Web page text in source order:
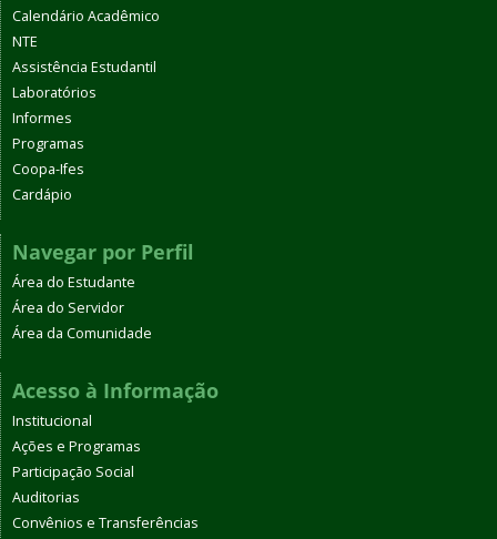
Calendário Acadêmico
NTE
Assistência Estudantil
Laboratórios
Informes
Programas
Coopa-Ifes
Cardápio
Navegar por Perfil
Área do Estudante
Área do Servidor
Área da Comunidade
Acesso à Informação
Institucional
Ações e Programas
Participação Social
Auditorias
Convênios e Transferências